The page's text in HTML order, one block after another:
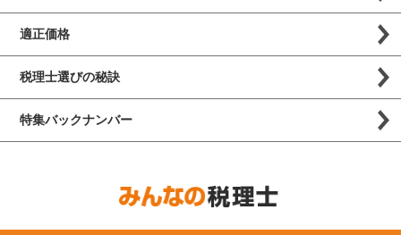
適正価格
税理士選びの秘訣
特集バックナンバー